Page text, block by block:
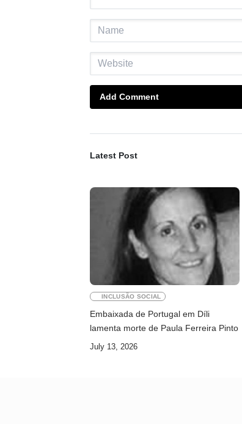
Add Comment
Latest Post
INCLUSÃO SOCIAL
Embaixada de Portugal em Díli
lamenta morte de Paula Ferreira Pinto
July 13, 2026